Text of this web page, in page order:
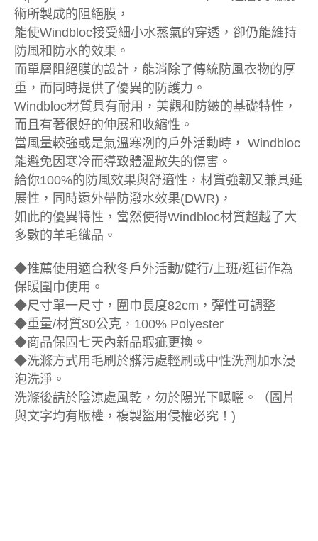
術所製成的阻絕膜，
能使Windbloc接受細小水蒸氣的穿透，卻仍能維持
防風和防水的效果。
而單層阻絕膜的設計，能消除了傳統防風衣物的厚
重，而同時提供了優異的防護力。
Windbloc材質具有耐用，美觀和防皺的基礎特性，
而且有著很好的伸展和收縮性。
當風量較強或是氣溫寒冽的戶外活動時， Windbloc
能避免因寒冷而導致體溫散失的傷害。
給你100%的防風效果與舒適性，材質強韌又兼具延
展性，同時還外帶防潑水效果(DWR)，
如此的優異特性，當然使得Windbloc材質超越了大
多數的羊毛織品。
◆推薦使用適合秋冬戶外活動/健行/上班/逛街作為
保暖圍巾使用。
◆尺寸單一尺寸，圍巾長度82cm，彈性可調整
◆重量/材質30公克，100% Polyester
◆商品保固七天內新品瑕疵更換。
◆洗滌方式用毛刷於髒污處輕刷或中性洗劑加水浸
泡洗淨。
洗滌後請於陰涼處風乾，勿於陽光下曝曬。（圖片
與文字均有版權，複製盜用侵權必究！)